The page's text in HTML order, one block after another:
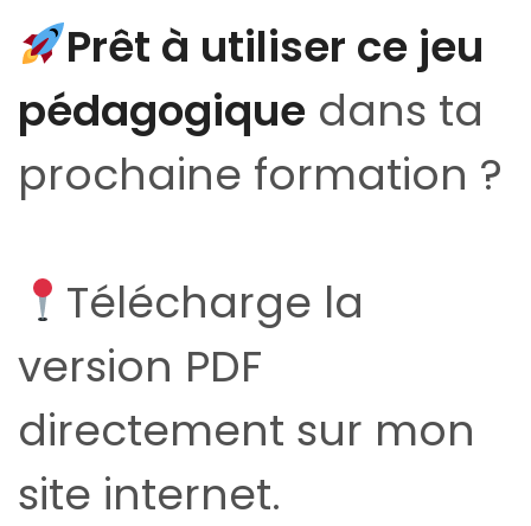
Prêt à utiliser ce jeu
pédagogique dans ta
prochaine formation ?
Télécharge la
version PDF
directement sur mon
site internet.